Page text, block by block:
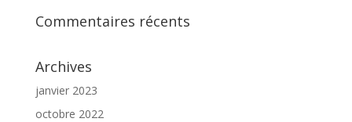
Commentaires récents
Archives
janvier 2023
octobre 2022